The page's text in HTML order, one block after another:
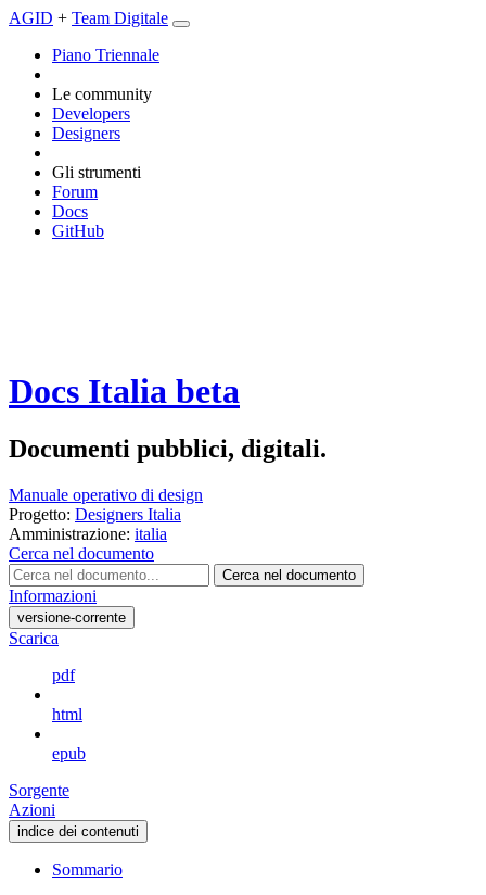
AGID + Team Digitale
Piano Triennale
Le community
Developers
Designers
Gli strumenti
Forum
Docs
GitHub
Docs Italia beta
Documenti pubblici, digitali.
Manuale operativo di design
Progetto: Designers Italia
Amministrazione: italia
Cerca nel documento
Cerca nel documento
Informazioni
versione-corrente
Scarica
pdf
html
epub
Sorgente
Azioni
indice dei contenuti
Sommario